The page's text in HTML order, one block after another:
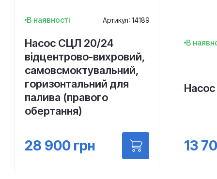
В наявності Артикул: 14189
Насос СЦЛ 20/24
відцентрово-вихровий,
самовсмоктувальний,
горизонтальний для
палива (правого
обертання)
28 900 грн
В
13